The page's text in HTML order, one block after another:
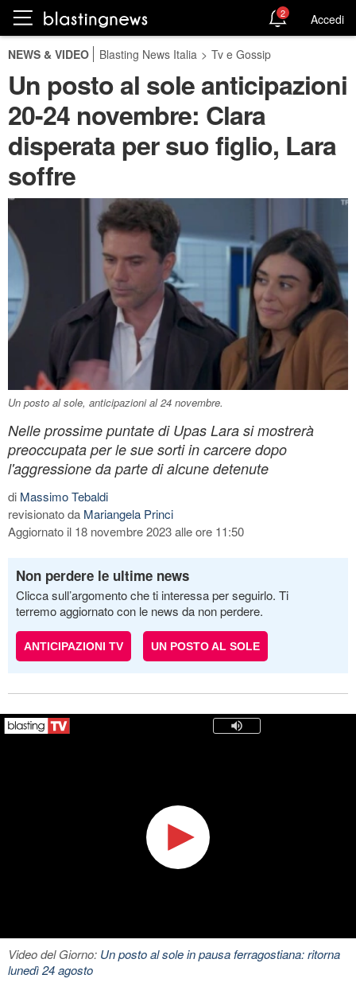
2 Accedi
NEWS & VIDEO Blasting News Italia > Tv e Gossip
Un posto al sole anticipazioni
20-24 novembre: Clara
disperata per suo figlio, Lara
soffre
Un posto al sole, anticipazioni al 24 novembre.
Nelle prossime puntate di Upas Lara si mostrerà
preoccupata per le sue sorti in carcere dopo
l'aggressione da parte di alcune detenute
di Massimo Tebaldi
revisionato da Mariangela Princi
Aggiornato il 18 novembre 2023 alle ore 11:50
Non perdere le ultime news
Clicca sull’argomento che ti interessa per seguirlo. Ti
terremo aggiornato con le news da non perdere.
ANTICIPAZIONI TV UN POSTO AL SOLE
Video del Giorno: Un posto al sole in pausa ferragostiana: ritorna
lunedì 24 agosto